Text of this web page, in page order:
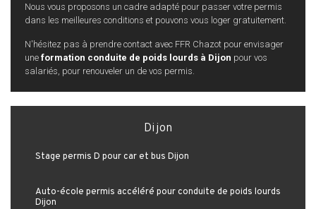
Nous vous proposons un cadre adapté pour passer votre permis
dans les meilleures conditions et pouvons vous loger gratuitement.
N'hésitez pas à prendre contact avec FFR Chazot pour envisager
une formation conduite de poids lourds à Dijon pour vos
salariés, pour renouveler un de vos permis.
Dijon
Stage permis D pour car et bus Dijon
Auto-école permis accéléré pour conduite de poids lourds
Dijon